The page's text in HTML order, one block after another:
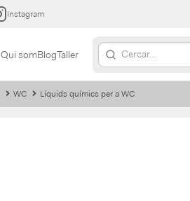
Instagram
Qui somBlogTaller
WC Líquids químics per a WC